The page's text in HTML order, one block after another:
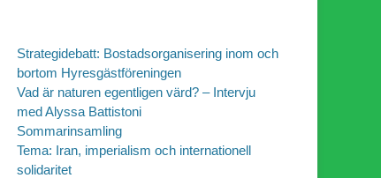
Strategidebatt: Bostadsorganisering inom och
bortom Hyresgästföreningen
Vad är naturen egentligen värd? – Intervju
med Alyssa Battistoni
Sommarinsamling
Tema: Iran, imperialism och internationell
solidaritet